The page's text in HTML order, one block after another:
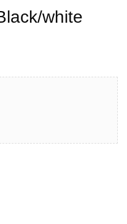
white